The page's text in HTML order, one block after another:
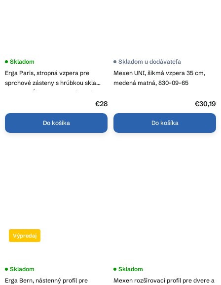
Erga Paris, stropná vzpera pre
sprchové zásteny s hrúbkou skla
6(8)mm, dĺžka 62cm, chrómová,
Skladom
€28
Do košíka
Mexen UNI, šikmá vzpera 35 cm,
medená matná, 830-09-65
Skladom u dodávateľa
€30,19
Do košíka
Výpredaj
Erga Bern, nástenný profil pre
Skladom
Mexen rozširovací profil pre dvere a
Skladom